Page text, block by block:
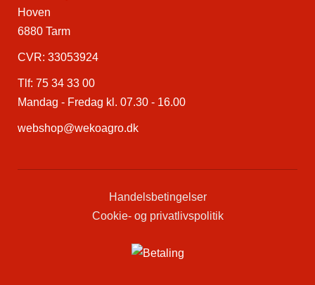
Hoven
6880 Tarm
CVR: 33053924
Tlf: 75 34 33 00
Mandag - Fredag kl. 07.30 - 16.00
webshop@wekoagro.dk
Handelsbetingelser
Cookie- og privatlivspolitik